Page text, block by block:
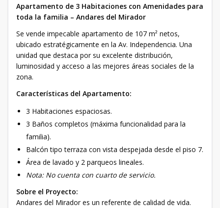
Apartamento de 3 Habitaciones con Amenidades para
toda la familia – Andares del Mirador
Se vende impecable apartamento de 107 m² netos,
ubicado estratégicamente en la Av. Independencia. Una
unidad que destaca por su excelente distribución,
luminosidad y acceso a las mejores áreas sociales de la
zona.
Características del Apartamento:
3 Habitaciones espaciosas.
3 Baños completos (máxima funcionalidad para la
familia).
Balcón tipo terraza con vista despejada desde el piso 7.
Área de lavado y 2 parqueos lineales.
Nota: No cuenta con cuarto de servicio.
Sobre el Proyecto:
Andares del Mirador es un referente de calidad de vida.